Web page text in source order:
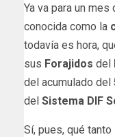
Ya va para un
conocida como la
todavía es hora,
sus Forajidos del
del acumulado del
del Sistema DIF
Sí, pues, qué tanto